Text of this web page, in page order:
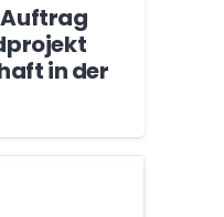
in der